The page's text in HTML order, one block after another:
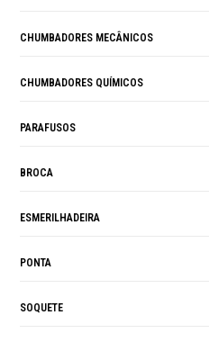
CHUMBADORES MECÂNICOS
CHUMBADORES QUÍMICOS
PARAFUSOS
BROCA
ESMERILHADEIRA
PONTA
SOQUETE